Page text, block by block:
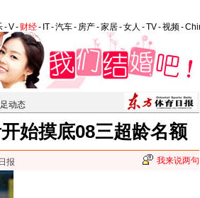
-V- 财经- IT-汽车- 房产-家居-女人 -TV-视频-
动态
始摸底08三超龄名额
报 我来说两句